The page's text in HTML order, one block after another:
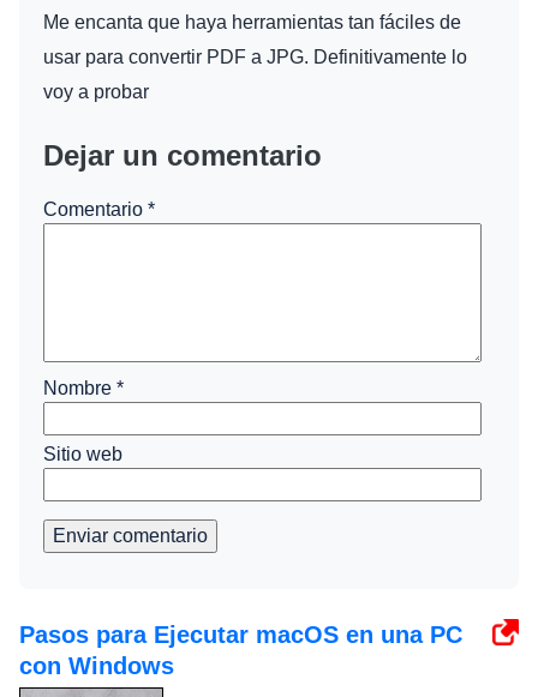
Me encanta que haya herramientas tan fáciles de
usar para convertir PDF a JPG. Definitivamente lo
voy a probar
Dejar un comentario
Comentario *
Nombre *
Sitio web
Enviar comentario
Pasos para Ejecutar macOS en una PC
con Windows